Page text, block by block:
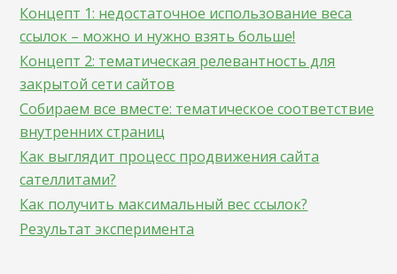
Концепт 1: недостаточное использование веса
ссылок – можно и нужно взять больше!
Концепт 2: тематическая релевантность для
закрытой сети сайтов
Собираем все вместе: тематическое соответствие
внутренних страниц
Как выглядит процесс продвижения сайта
сателлитами?
Как получить максимальный вес ссылок?
Результат эксперимента